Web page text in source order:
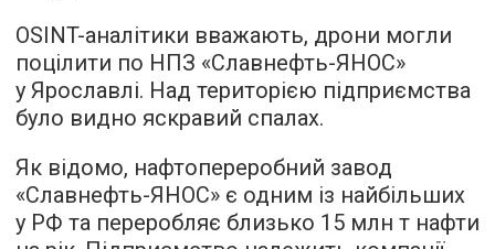
OSINT-аналітики вважають, дрони могли
поцілити по НПЗ «Славнефть-ЯНОС»
у Ярославлі. Над територією підприємства
було видно яскравий спалах.
Як відомо, нафтопереробний завод
«Славнефть-ЯНОС» є одним із найбільших
у РФ та переробляє близько 15 млн т нафти